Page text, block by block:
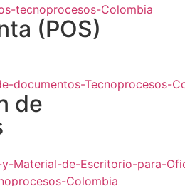
(POS)
de